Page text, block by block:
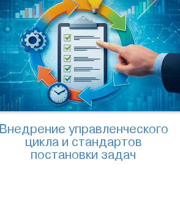
Внедрение управленческого
цикла и стандартов
постановки задач